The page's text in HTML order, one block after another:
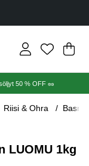
.
50 % OFF 🥜
Riisi & Ohra
LUOMU 1kg